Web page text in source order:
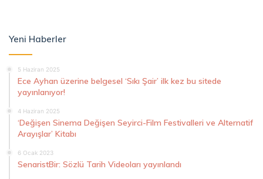
Yeni Haberler
5 Haziran 2025
Ece Ayhan üzerine belgesel ‘Sıkı Şair’ ilk kez bu sitede
yayınlanıyor!
4 Haziran 2025
‘Değişen Sinema Değişen Seyirci-Film Festivalleri ve Alternatif
Arayışlar’ Kitabı
6 Ocak 2023
SenaristBir: Sözlü Tarih Videoları yayınlandı